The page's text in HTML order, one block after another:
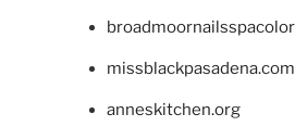
missblackpasadena.com
anneskitchen.org